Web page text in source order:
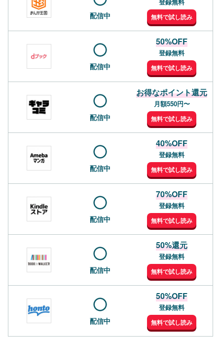
配信中 無料で試し読み
配信中
50%OFF
登録無料
無料で試し読み
配信中
お得なポイント還元
月額550円〜
無料で試し読み
配信中
40%OFF
登録無料
無料で試し読み
配信中
70%OFF
登録無料
無料で試し読み
配信中
50%還元
登録無料
無料で試し読み
配信中
50%OFF
登録無料
無料で試し読み